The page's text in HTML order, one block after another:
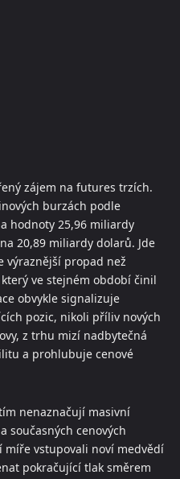
zájem na futures trzích.
burzách podle
hodnoty 25,96 miliardy
20,89 miliardy dolarů. Jde
výraznější propad než
ve stejném období činil
obvykle signalizuje
pozic, nikoli příliv nových
z trhu mizí nadbytečná
a prohlubuje cenové
nenaznačují masivní
současných cenových
míře vstupovali noví medvědí
pokračující tlak směrem